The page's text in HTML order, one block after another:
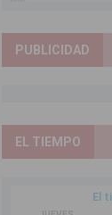
PUBLICIDAD
EL TIEMPO